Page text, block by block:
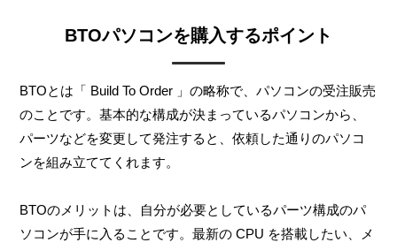
BTOパソコンを購入するポイント
BTOとは「 Build To Order 」の略称で、パソコンの受注販売
のことです。基本的な構成が決まっているパソコンから、
パーツなどを変更して発注すると、依頼した通りのパソコ
ンを組み立ててくれます。
BTOのメリットは、自分が必要としているパーツ構成のパ
ソコンが手に入ることです。最新の CPU を搭載したい、メ